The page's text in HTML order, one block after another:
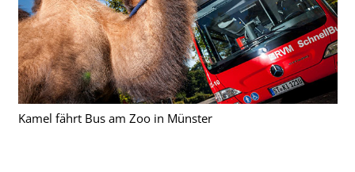
Kamel fährt Bus am Zoo in Münster